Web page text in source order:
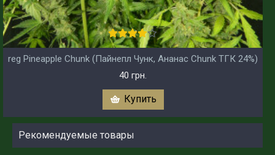
reg Pineapple Chunk (Пайнепл Чунк, Ананас Chunk ТГК 24%)
40 грн.
Купить
Рекомендуемые товары